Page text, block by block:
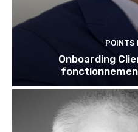
POINTS
Onboarding